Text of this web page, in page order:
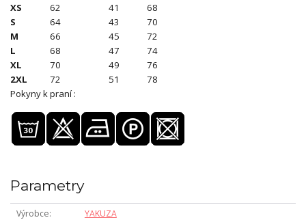
XS
62 41
68
S
64 43
70
M
66 45
72
L
68 47
74
XL
70 49
76
2XL
72 51
78
Pokyny k praní :
Parametry
Výrobce
YAKUZA